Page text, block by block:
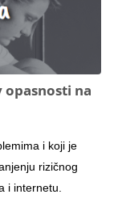
na
i koji je
rizičnog
i internetu.